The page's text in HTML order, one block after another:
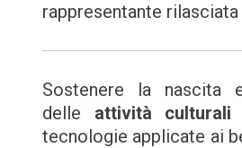
rappresentante
Sostenere la
delle attività
tecnologie applicate ai